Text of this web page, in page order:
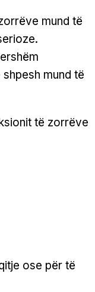
mund të
mund të
të zorrëve
ose për të